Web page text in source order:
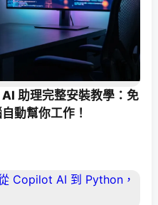
助理完整安裝教學：免
動幫你工作！